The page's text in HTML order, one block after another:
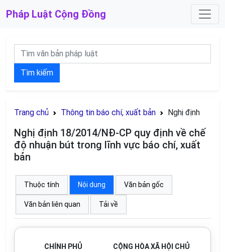
Pháp Luật Cộng Đồng
Tìm kiếm
Trang chủ Thông tin báo chí, xuất bản Nghị định
Nghị định 18/2014/NĐ-CP quy định về chế
độ nhuận bút trong lĩnh vực báo chí, xuất
bản
Thuộc tính Nội dung Văn bản gốc
Văn bản liên quan Tải về
CHÍNH PHỦ
CỘNG HÒA XÃ HỘI CHỦ